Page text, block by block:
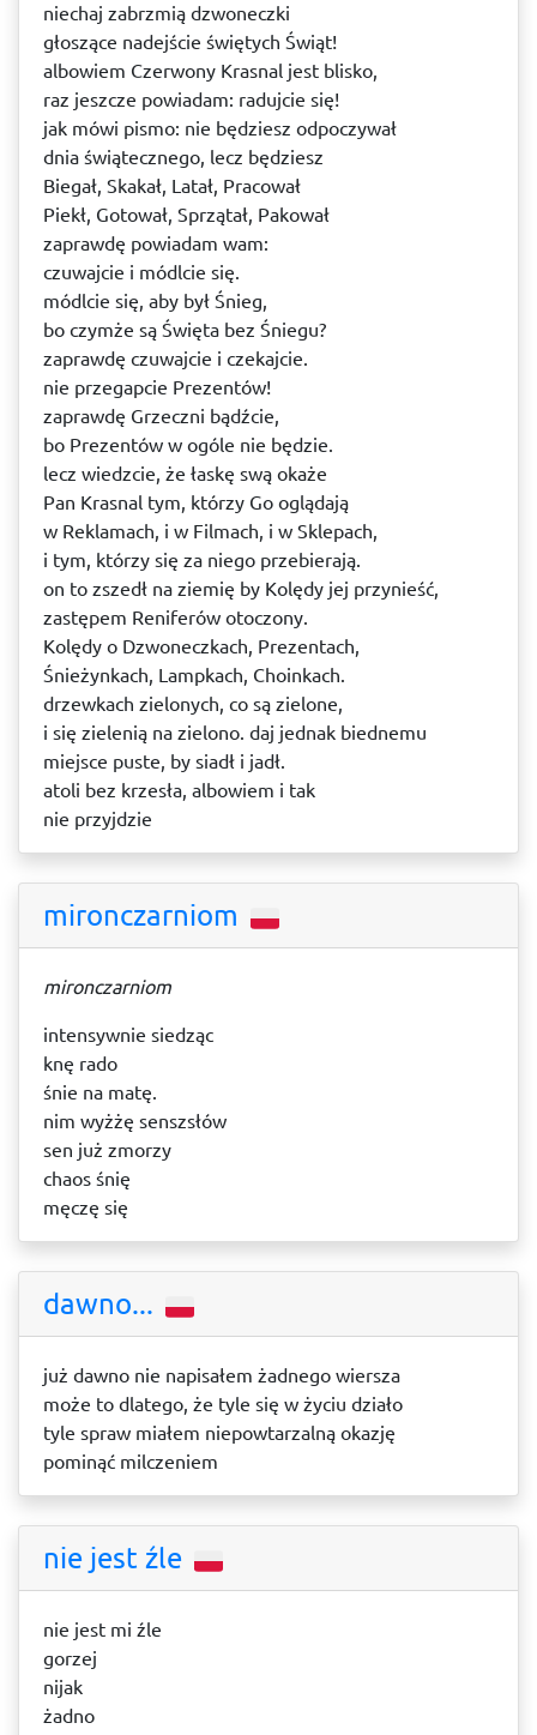
niechaj zabrzmią dzwoneczki
głoszące nadejście świętych Świąt!
albowiem Czerwony Krasnal jest blisko,
raz jeszcze powiadam: radujcie się!
jak mówi pismo: nie będziesz odpoczywał
dnia świątecznego, lecz będziesz
Biegał, Skakał, Latał, Pracował
Piekł, Gotował, Sprzątał, Pakował
zaprawdę powiadam wam:
czuwajcie i módlcie się.
módlcie się, aby był Śnieg,
bo czymże są Święta bez Śniegu?
zaprawdę czuwajcie i czekajcie.
nie przegapcie Prezentów!
zaprawdę Grzeczni bądźcie,
bo Prezentów w ogóle nie będzie.
lecz wiedzcie, że łaskę swą okaże
Pan Krasnal tym, którzy Go oglądają
w Reklamach, i w Filmach, i w Sklepach,
i tym, którzy się za niego przebierają.
on to zszedł na ziemię by Kolędy jej przynieść,
zastępem Reniferów otoczony.
Kolędy o Dzwoneczkach, Prezentach,
Śnieżynkach, Lampkach, Choinkach.
drzewkach zielonych, co są zielone,
i się zielenią na zielono. daj jednak biednemu
miejsce puste, by siadł i jadł.
atoli bez krzesła, albowiem i tak
nie przyjdzie
mironczarniom
mironczarniom
intensywnie siedząc
knę rado
śnie na matę.
nim wyżżę senszsłów
sen już zmorzy
chaos śnię
męczę się
dawno...
już dawno nie napisałem żadnego wiersza
może to dlatego, że tyle się w życiu działo
tyle spraw miałem niepowtarzalną okazję
pominąć milczeniem
nie jest źle
nie jest mi źle
gorzej
nijak
żadno